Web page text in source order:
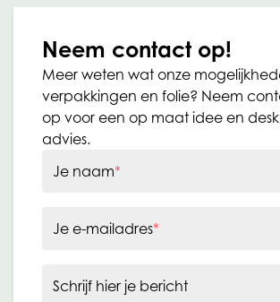
Neem contact op!
Meer weten wat onze
verpakkingen en folie? Neem
op voor een op maat idee en
advies.
Je naam*
Je e-mailadres*
Schrijf hier je bericht